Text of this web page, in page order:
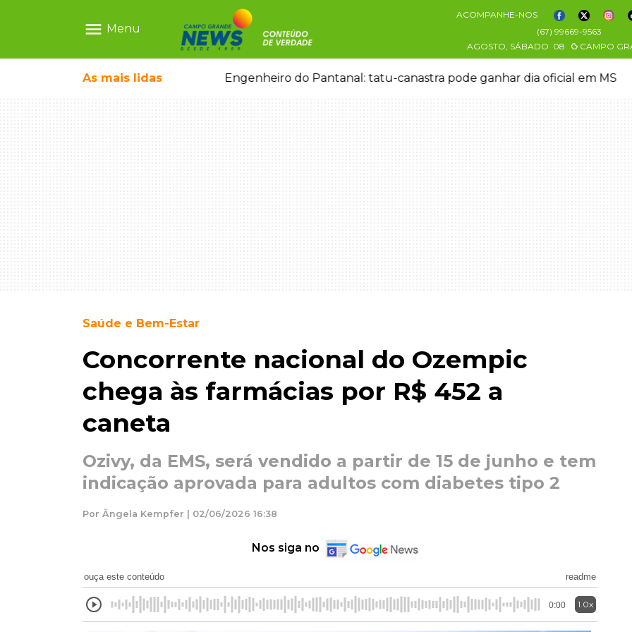
menu Menu
ACOMPANHE-NOS
(67) 99669-9563
AGOSTO, SÁBADO 08 CAMPO
As mais lidas
e morre a caminho do hospital Engenheiro do Pantanal: tatu-canastra pode ganhar dia oficial em MS
Saúde e Bem-Estar
Concorrente nacional do Ozempic
chega às farmácias por R$ 452 a
caneta
Ozivy, da EMS, será vendido a partir de 15 de junho e tem
indicação aprovada para adultos com diabetes tipo 2
Por Ângela Kempfer | 02/06/2026 16:38
Nos siga no
ouça este conteúdo readme
0:00 1.0x